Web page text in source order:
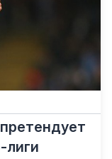
лиги